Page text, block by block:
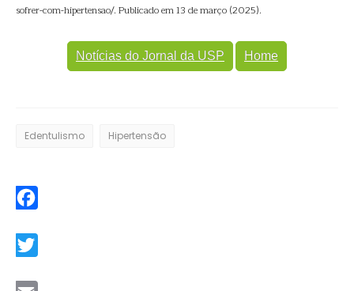
sofrer-com-hipertensao/. Publicado em 13 de março (2025).
Notícias do Jornal da USP Home
Edentulismo Hipertensão